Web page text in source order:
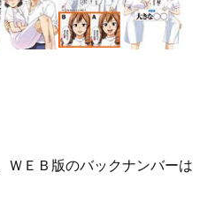
ＷＥＢ版のバックナンバーは